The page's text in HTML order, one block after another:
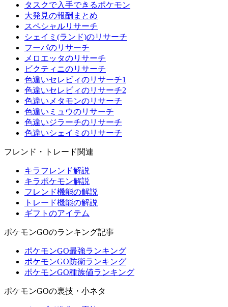
タスクで入手できるポケモン
大発見の報酬まとめ
スペシャルリサーチ
シェイミ(ランド)のリサーチ
フーパのリサーチ
メロエッタのリサーチ
ビクティニのリサーチ
色違いセレビィのリサーチ1
色違いセレビィのリサーチ2
色違いメタモンのリサーチ
色違いミュウのリサーチ
色違いジラーチのリサーチ
色違いシェイミのリサーチ
フレンド・トレード関連
キラフレンド解説
キラポケモン解説
フレンド機能の解説
トレード機能の解説
ギフトのアイテム
ポケモンGOのランキング記事
ポケモンGO最強ランキング
ポケモンGO防衛ランキング
ポケモンGO種族値ランキング
ポケモンGOの裏技・小ネタ